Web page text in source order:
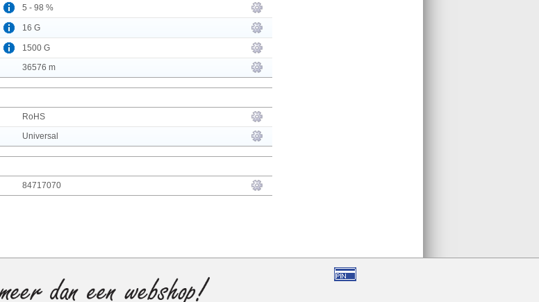
5 - 98 %
16 G
1500 G
36576 m
RoHS
Universal
84717070